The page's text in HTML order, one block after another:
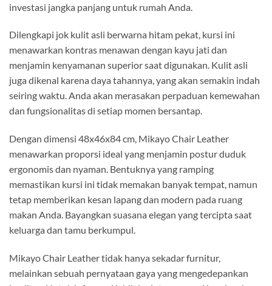
investasi jangka panjang untuk rumah Anda.
Dilengkapi jok kulit asli berwarna hitam pekat, kursi ini
menawarkan kontras menawan dengan kayu jati dan
menjamin kenyamanan superior saat digunakan. Kulit asli
juga dikenal karena daya tahannya, yang akan semakin indah
seiring waktu. Anda akan merasakan perpaduan kemewahan
dan fungsionalitas di setiap momen bersantap.
Dengan dimensi 48x46x84 cm, Mikayo Chair Leather
menawarkan proporsi ideal yang menjamin postur duduk
ergonomis dan nyaman. Bentuknya yang ramping
memastikan kursi ini tidak memakan banyak tempat, namun
tetap memberikan kesan lapang dan modern pada ruang
makan Anda. Bayangkan suasana elegan yang tercipta saat
keluarga dan tamu berkumpul.
Mikayo Chair Leather tidak hanya sekadar furnitur,
melainkan sebuah pernyataan gaya yang mengedepankan